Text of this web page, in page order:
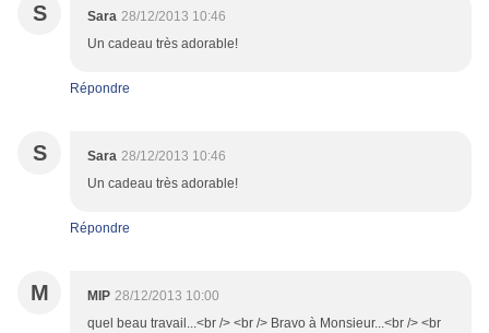
S Sara 28/12/2013 10:46
Un cadeau très adorable!
Répondre
S Sara 28/12/2013 10:46
Un cadeau très adorable!
Répondre
M MIP 28/12/2013 10:00
quel beau travail...<br /> <br /> Bravo à Monsieur...<br /> <br